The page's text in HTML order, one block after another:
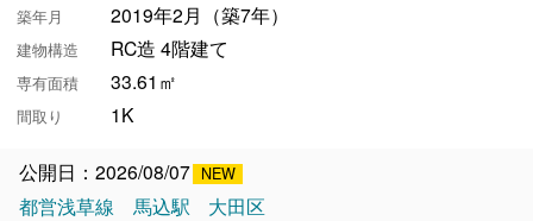
築年月 2019年2月（築7年）
建物構造 RC造 4階建て
専有面積 33.61㎡
間取り 1K
公開日：2026/08/07
都営浅草線
馬込駅 大田区